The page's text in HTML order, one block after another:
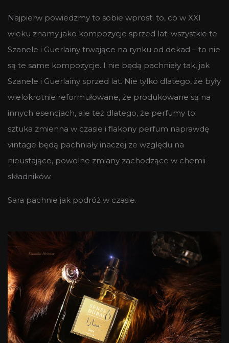
Najpierw powiedzmy to sobie wprost: to, co w XXI
wieku znamy jako kompozycje sprzed lat: wszystkie te
Szanele i Guerlainy trwające na rynku od dekad – to nie
są te same kompozycje. I nie będą pachniały tak, jak
Szanele i Guerlainy sprzed lat. Nie tylko dlatego, że były
wielokrotnie reformułowane, że produkowane są na
innych esencjach, ale też dlatego, że perfumy to
sztuka zmienna w czasie i flakony perfum naprawdę
vintage będą pachniały inaczej ze względu na
nieustające, powolne zmiany zachodzące w chemii
składników.
Sara pachnie jak podróż w czasie.